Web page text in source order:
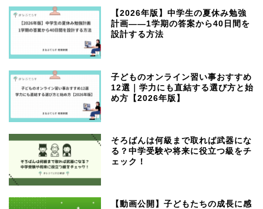
【2026年版】中学生の夏休み勉強
計画——1学期の答案から40日間を
設計する方法
子どものオンライン習い事おすすめ
12選｜学力にも直結する選び方と始
め方【2026年版】
そろばんは何級まで取れば武器にな
る？中学受験や将来に役立つ級をチ
ェック！
【動画公開】子どもたちの成長に感